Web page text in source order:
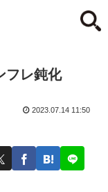
フレ鈍化
2023.07.14 11:50